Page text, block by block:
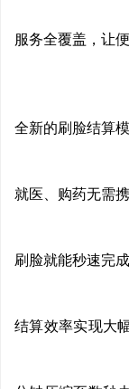
服务全覆盖，让
全新的刷脸结算
就医、购药无需
刷脸就能秒速完
结算效率实现大